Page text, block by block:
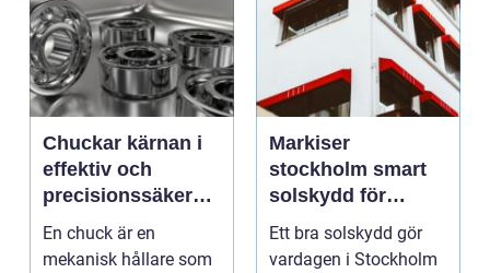
Chuckar kärnan i
effektiv och
precisionssäker
uppspänning
En chuck är en
mekanisk hållare som
Markiser
stockholm smart
solskydd för
stadsliv och
uteplatser
Ett bra solskydd gör
vardagen i Stockholm